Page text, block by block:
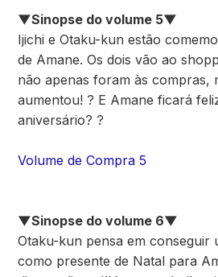
▼Sinopse do volume 5▼
Ijichi e Otaku-kun estão
de Amane. Os dois vão ao
não apenas foram às compras,
aumentou! ? E Amane ficará
aniversário? ?
Volume de Compra 5
▼Sinopse do volume 6▼
Otaku-kun pensa em conseguir
como presente de Natal para